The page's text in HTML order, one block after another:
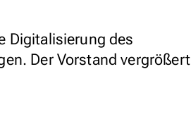
Digitalisierung des
Der Vorstand vergrößert